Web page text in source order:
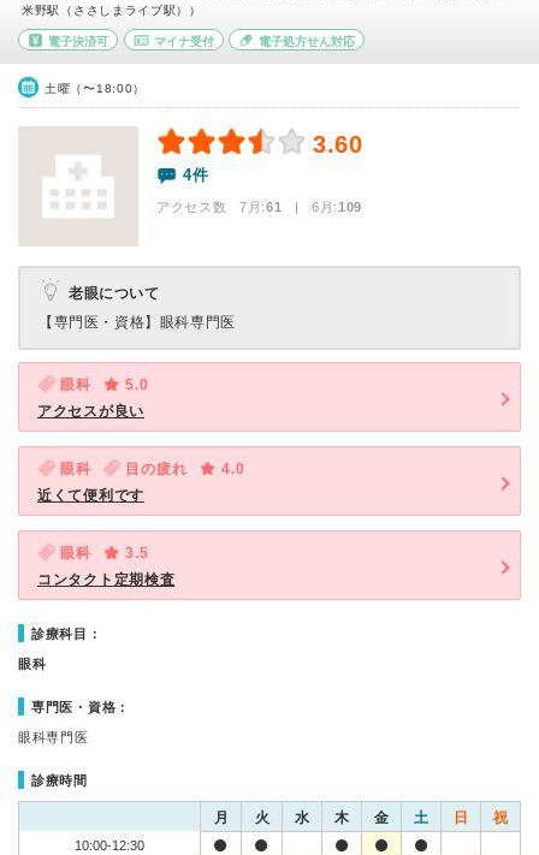
米野駅（ささしまライブ駅））
電子決済可 マイナ受付 電子処方せん対応
土曜（〜18:00）
3.60
4件
アクセス数 7月:61 | 6月:109
老眼について
【専門医・資格】 眼科専門医
眼科
5.0
アクセスが良い
眼科 目の疲れ
4.0
近くて便利です
眼科
3.5
コンタクト定期検査
診療科目：
眼科
専門医・資格：
眼科専門医
診療時間
月 火 水 木 金 土 日 祝
10:00-12:30